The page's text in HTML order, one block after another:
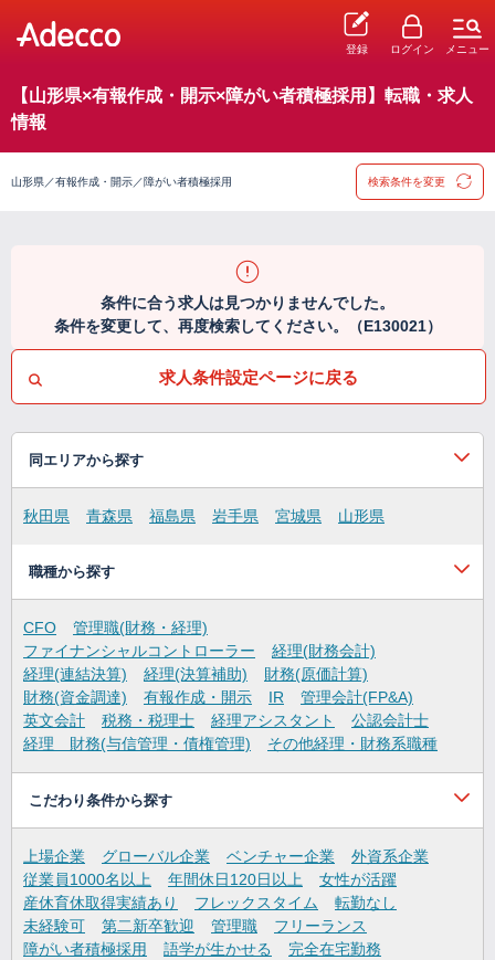
登録 ログイン メニュー
【山形県×有報作成・開示×障がい者積極採用】転職・求人
情報
山形県／有報作成・開示／障がい者積極採用 検索条件を変更
条件に合う求人は見つかりませんでした。
条件を変更して、再度検索してください。（E130021）
求人条件設定ページに戻る
同エリアから探す
秋田県 青森県 福島県 岩手県 宮城県 山形県
職種から探す
CFO
管理職(財務・経理)
ファイナンシャルコントローラー
経理(財務会計)
経理(連結決算)
経理(決算補助)
財務(原価計算)
財務(資金調達)
有報作成・開示 IR
管理会計(FP&A)
英文会計
税務・税理士 経理アシスタント
公認会計士
経理 財務(与信管理・債権管理)
その他経理・財務系職種
こだわり条件から探す
上場企業 グローバル企業 ベンチャー企業
外資系企業
従業員1000名以上
年間休日120日以上
女性が活躍
産休育休取得実績あり
フレックスタイム
転勤なし
未経験可
第二新卒歓迎 管理職
フリーランス
障がい者積極採用
語学が生かせる
完全在宅勤務